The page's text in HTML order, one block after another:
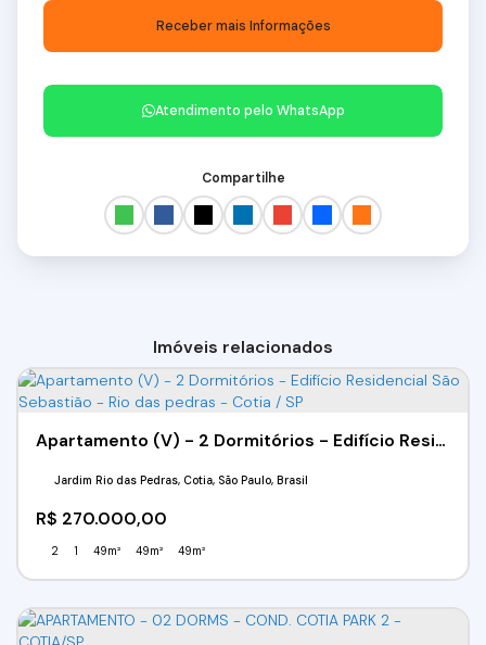
Atendimento pelo WhatsApp
Compartilhe
Imóveis relacionados
Apartamento (V) - 2 Dormitórios - Edifício Residencial São Sebastião - Rio das pedras - Cotia / SP
R$ 270.000,00
Jardim Rio das Pedras, Cotia, São Paulo, Brasil
2 1 49m² 49m² 49m²